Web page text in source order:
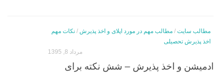
مطالب سایت / مطالب مهم در مورد اپلای و اخذ پذیرش / نکات مهم
اخذ پذیرش تحصیلی
مرداد 8, 1395
ادمیشن و اخذ پذیرش – شش نکته برای